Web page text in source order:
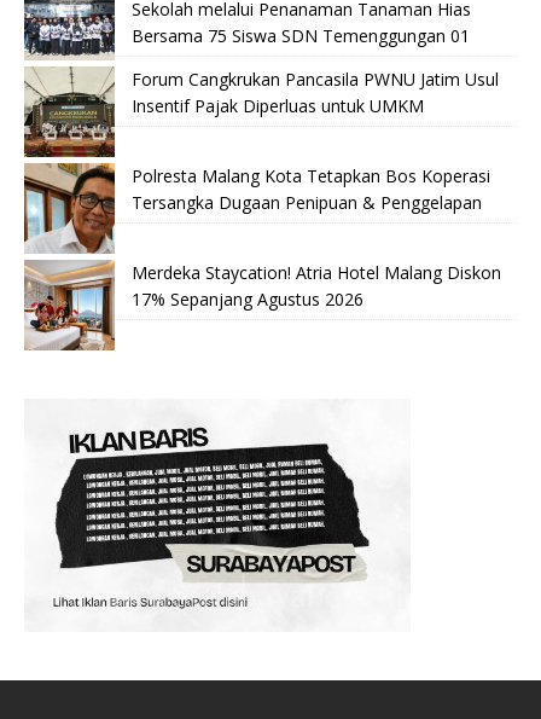
Sekolah melalui Penanaman Tanaman Hias
Bersama 75 Siswa SDN Temenggungan 01
Forum Cangkrukan Pancasila PWNU Jatim Usul
Insentif Pajak Diperluas untuk UMKM
Polresta Malang Kota Tetapkan Bos Koperasi
Tersangka Dugaan Penipuan & Penggelapan
Merdeka Staycation! Atria Hotel Malang Diskon
17% Sepanjang Agustus 2026